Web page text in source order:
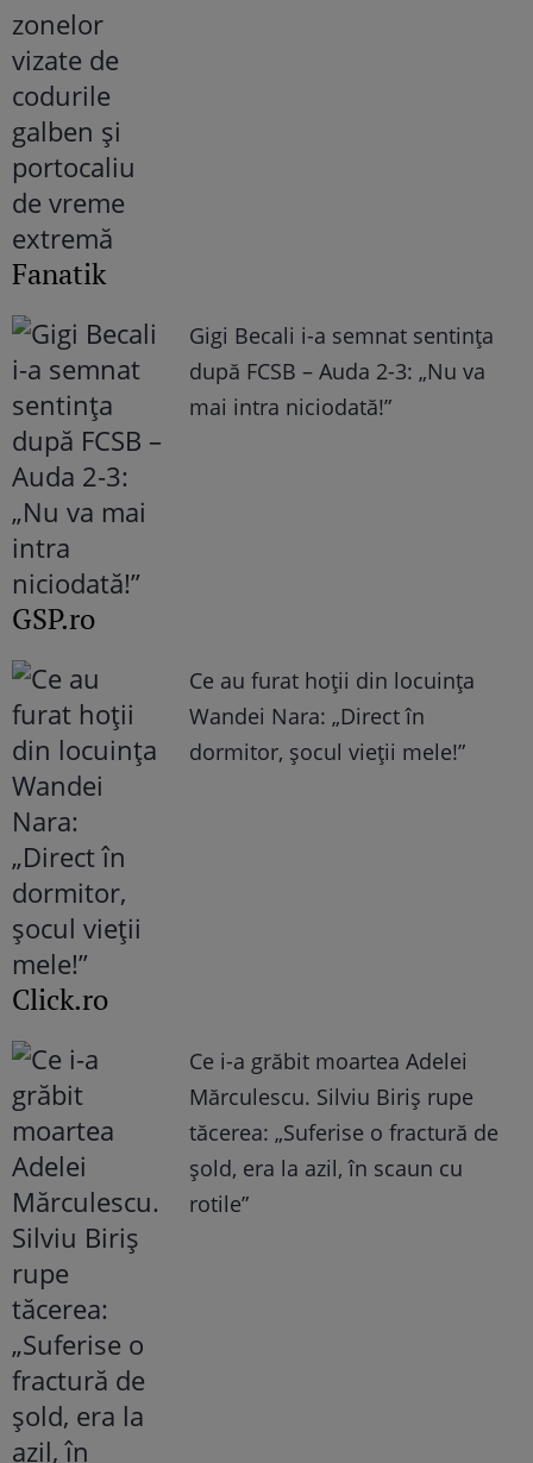
Fanatik
Gigi Becali i-a semnat sentința
după FCSB – Auda 2-3: „Nu va
mai intra niciodată!”
GSP.ro
Ce au furat hoții din locuința
Wandei Nara: „Direct în
dormitor, șocul vieții mele!”
Click.ro
Ce i-a grăbit moartea Adelei
Mărculescu. Silviu Biriș rupe
tăcerea: „Suferise o fractură de
șold, era la azil, în scaun cu
rotile”